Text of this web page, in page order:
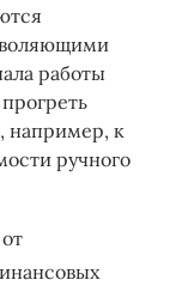
работы
например, к
ручного